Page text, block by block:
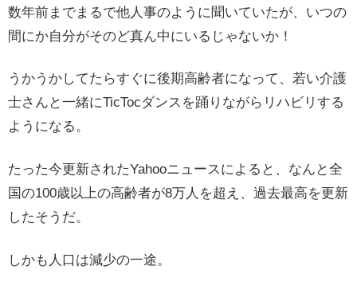
数年前までまるで他人事のように聞いていたが、いつの
間にか自分がそのど真ん中にいるじゃないか！
うかうかしてたらすぐに後期高齢者になって、若い介護
士さんと一緒にTicTocダンスを踊りながらリハビリする
ようになる。
たった今更新されたYahooニュースによると、なんと全
国の100歳以上の高齢者が8万人を超え、過去最高を更新
したそうだ。
しかも人口は減少の一途。